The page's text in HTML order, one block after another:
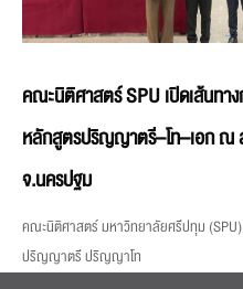
คณะนิติศาสตร์ SPU เปิดเส้นทา
หลักสูตรปริญญาตรี–โท–เอก ณ
จ.นครปฐม
คณะนิติศาสตร์ มหาวิทยาลัยศรีปทุม
ปริญญาตรี ปริญญาโท